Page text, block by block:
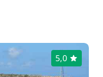
5,0